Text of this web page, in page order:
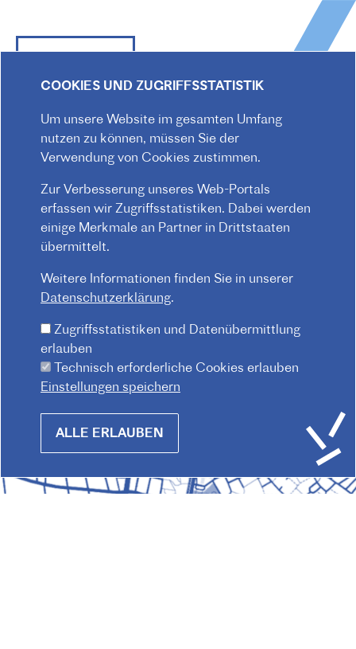
Praterstraße 38, 1020 Wien
Redaktion :kommunikation@institutfr.at
Mitarbeiter*innen finden
COOKIES UND ZUGRIFFSSTATISTIK
Um unsere Website im gesamten Umfang
nutzen zu können, müssen Sie der
Verwendung von Cookies zustimmen.
Zur Verbesserung unseres Web-Portals
erfassen wir Zugriffsstatistiken. Dabei werden
einige Merkmale an Partner in Drittstaaten
übermittelt.
Weitere Informationen finden Sie in unserer
Datenschutzerklärung.
Zugriffsstatistiken und Datenübermittlung
erlauben
Technisch erforderliche Cookies erlauben
Einstellungen speichern
ALLE ERLAUBEN